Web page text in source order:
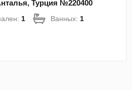
Турция №220400
1 Ванных: 1